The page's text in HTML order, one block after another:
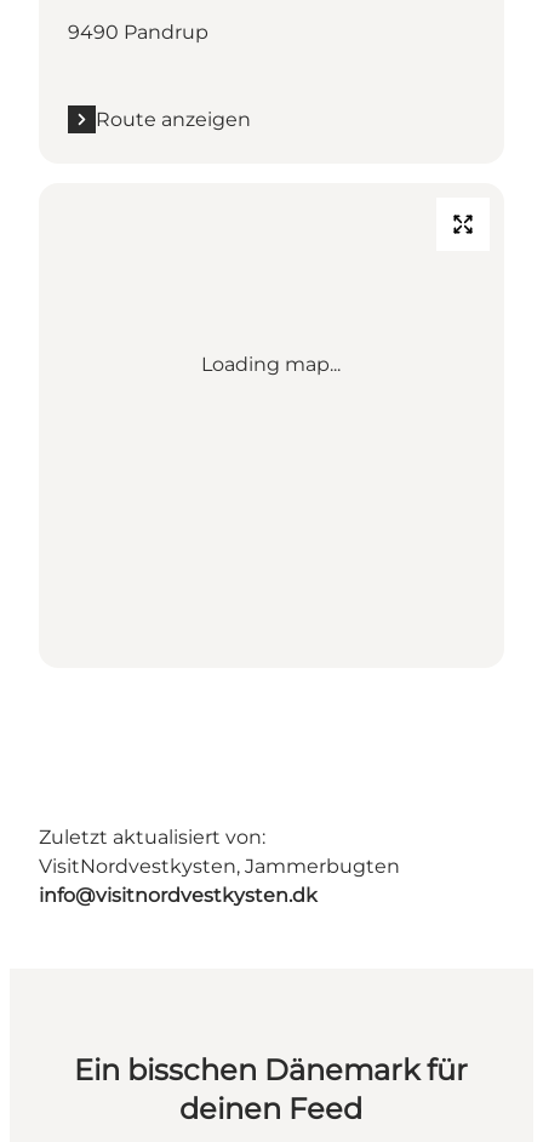
9490 Pandrup
Route anzeigen
Loading map...
Zuletzt aktualisiert von:
VisitNordvestkysten, Jammerbugten
info@visitnordvestkysten.dk
Ein bisschen Dänemark für
deinen Feed